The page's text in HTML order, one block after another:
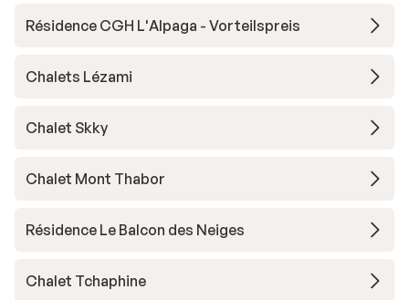
Résidence CGH L'Alpaga - Vorteilspreis
Chalets Lézami
Chalet Skky
Chalet Mont Thabor
Résidence Le Balcon des Neiges
Chalet Tchaphine